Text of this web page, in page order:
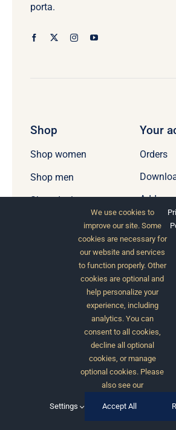
porta.
Shop
Shop women
Shop men
Shop deals
Your
Orders
Account
Subscribe to our
A at pellentesque et mattis
elementum.
Subscribe
We use cookies to
improve our site. Some
cookies are necessary for
our website and services
to function properly. Other
cookies are optional and
help personalize your
experience, including
analytics. You can
consent to all cookies,
decline all optional
cookies, or manage
optional cookies. Please
also see our
Settings Accept All